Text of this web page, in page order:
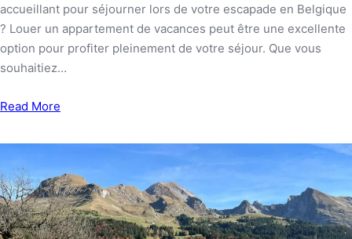
accueillant pour séjourner lors de votre escapade en Belgique
? Louer un appartement de vacances peut être une excellente
option pour profiter pleinement de votre séjour. Que vous
souhaitiez…
Read More